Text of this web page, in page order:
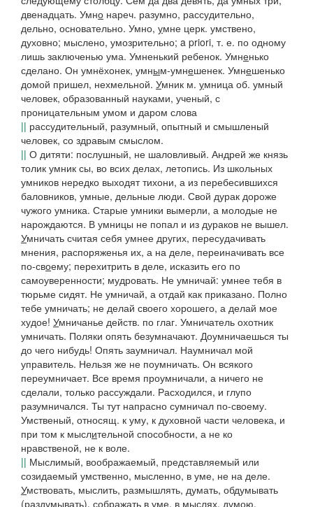
двенадцать. Умно нареч. разумно, рассудительно,
дельно, основательно. Умно, умне церк. умствено,
духовно; мыслено, умозрительно; a priori, т. е. по одному
лишь заключенью ума. Умненький ребенок. Умненько
сделано. Он умнёхонек, умным-умнешенек. Умнешенько
домой пришел, нехмельной. Умник м. умница об. умный
человек, образованный науками, ученый, с
проницательным умом и даром слова
|| рассудительный, разумный, опытный и смышленый
человек, со здравым смыслом.
|| О дитяти: послушный, не шаловливый. Андрей же князь
толик умник сы, во всих делах, летопись. Из школьных
умников нередко выходят тихони, а из перебесившихся
баловников, умные, дельные люди. Свой дурак дороже
чужого умника. Старые умники вымерли, а молодые не
нарождаются. В умницы не попал и из дураков не вышел.
Умничать считая себя умнее других, пересудачивать
мнения, распоряженья их, а на деле, переиначивать все
по-своему; перехитрить в деле, исказить его по
самоуверенности; мудровать. Не умничай: умнее тебя в
тюрьме сидят. Не умничай, а отдай как приказано. Полно
тебе умничать; не делай своего хорошего, а делай мое
худое! Умничанье действ. по глаг. Умничатель охотник
умничать. Поляки опять безумначают. Доумничаешься ты
до чего нибудь! Опять заумничал. Наумничал мой
управитель. Нельзя же не поумничать. Он всякого
переумничает. Все время проумничали, а ничего не
сделали, только рассуждали. Расходился, и глупо
разумничался. Ты тут напрасно сумничал по-своему.
Умственый, относящ. к уму, к духовной части человека, и
при том к мыслительной способности, а не ко
нравственой, не к воле.
|| Мыслимый, воображаемый, представляемый или
созидаемый умственно, мысленно, в уме, не на деле.
Умствовать, мыслить, размышлять, думать, обдумывать
(раздумывать), сображать в уме, в мыслях, думою,